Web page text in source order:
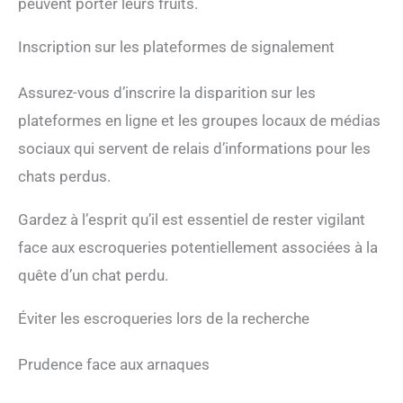
Inscription sur les plateformes de signalement
Assurez-vous d’inscrire la disparition sur les
plateformes en ligne et les groupes locaux de médias
sociaux qui servent de relais d’informations pour les
chats perdus.
Gardez à l’esprit qu’il est essentiel de rester vigilant
face aux escroqueries potentiellement associées à la
quête d’un chat perdu.
Éviter les escroqueries lors de la recherche
Prudence face aux arnaques